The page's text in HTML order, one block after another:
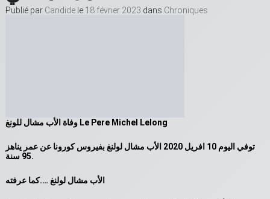
Publié par Candide le 18 février 2023 dans Chroniques
وفاة الأب مشال للونغ Le Pere Michel Lelong
توفي اليوم 10 افريل 2020 الأب مشال لولنغ بفيروس كورونا عن عمر يناهز
95 سنة.
الأب مشال لولنغ ….كما عرفته